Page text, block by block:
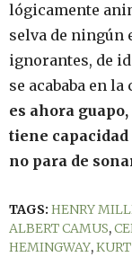
lógicamente
selva de ningún
ignorantes, de
se acababa en
es ahora
tiene
no para de
TAGS: HENRY
ALBERT CAMUS,
HEMINGWAY,